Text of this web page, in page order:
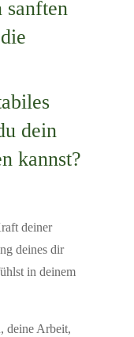
sanften
dein
kannst?
deiner
deines dir
in deinem
deine Arbeit,